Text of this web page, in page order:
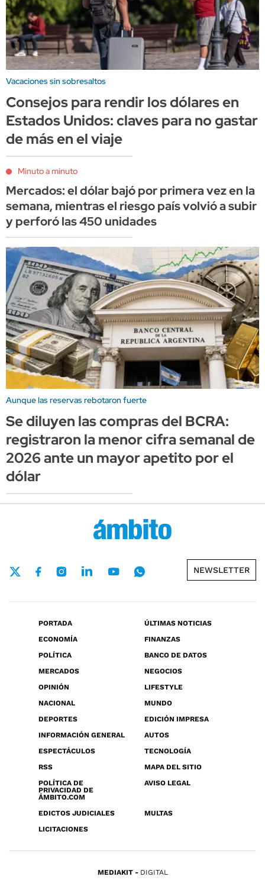
Vacaciones sin sobresaltos
Consejos para rendir los dólares en
Estados Unidos: claves para no gastar
de más en el viaje
Minuto a minuto
Mercados: el dólar bajó por primera vez en la
semana, mientras el riesgo país volvió a subir
y perforó las 450 unidades
Aunque las reservas rebotaron fuerte
Se diluyen las compras del BCRA:
registraron la menor cifra semanal de
2026 ante un mayor apetito por el
dólar
NEWSLETTER
PORTADA
ÚLTIMAS NOTICIAS
ECONOMÍA
FINANZAS
POLÍTICA
BANCO DE DATOS
MERCADOS
NEGOCIOS
OPINIÓN
LIFESTYLE
NACIONAL
MUNDO
DEPORTES
EDICIÓN IMPRESA
INFORMACIÓN GENERAL
AUTOS
ESPECTÁCULOS
TECNOLOGÍA
RSS
MAPA DEL SITIO
POLÍTICA DE
PRIVACIDAD DE
ÁMBITO.COM
AVISO LEGAL
EDICTOS JUDICIALES
MULTAS
LICITACIONES
MEDIAKIT DIGITAL